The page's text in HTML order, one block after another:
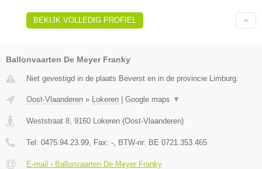
BEKIJK VOLLEDIG PROFIEL
Ballonvaarten De Meyer Franky
Niet gevestigd in de plaats Beverst en in de provincie Limburg.
Oost-Vlaanderen » Lokeren | Google maps ▼
Weststraat 8 9160 Lokeren (Oost-Vlaanderen)
Tel: 0475.94.23.99 , Fax: - , BTW-nr: BE 0721.353.465
E-mail › Ballonvaarten De Meyer Franky